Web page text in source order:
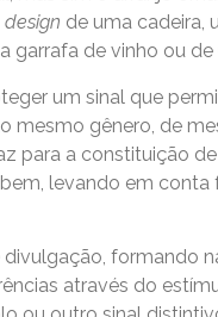
design de uma cadeira,
garrafa de vinho ou
um sinal que
mesmo gênero, de
para a constituição
levando em
formando
através do